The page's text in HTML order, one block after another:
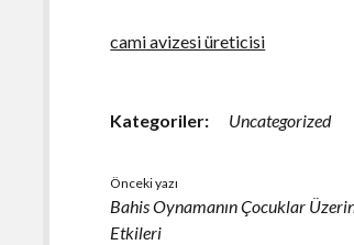
cami avizesi üreticisi
Kategoriler: Uncategorized
Önceki yazı
Bahis Oynamanın Çocuklar
Etkileri